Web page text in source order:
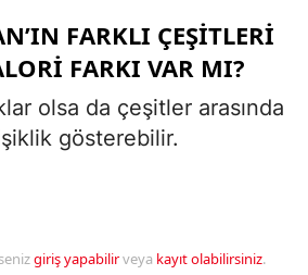
FARKLI ÇEŞITLERI
FARKI VAR MI?
olsa da çeşitler arasında
gösterebilir.
giriş yapabilirveya kayıt olabilirsiniz.